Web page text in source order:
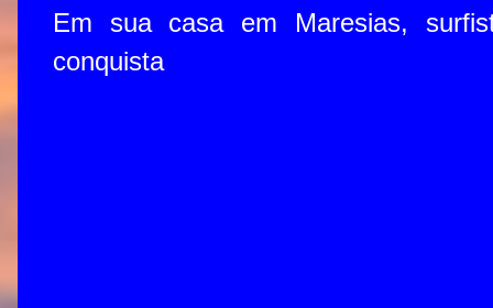
Em sua casa em Maresias,
conquista